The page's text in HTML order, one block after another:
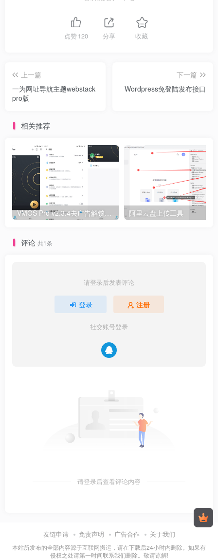
https://quqi.avyeld.com/s/91449/Cls6Fq17VNoFOVrE
点赞120 分享 收藏
上一篇
一为网址导航主题webstack
pro版
下一篇
Wordpress免登陆发布接口
相关推荐
VMOS Pro v2.3.4去广告解锁会员版+免登录版 阿里云盘上传工具
评论 共1条
请登录后发表评论
登录 注册
社交账号登录
请登录后查看评论内容
友链申请 免责声明 广告合作 关于我们
本站所发布的全部内容源于互联网搬运，请在下载后24小时内删除。如果有
侵权之处请第一时间联系我们删除。敬请谅解!